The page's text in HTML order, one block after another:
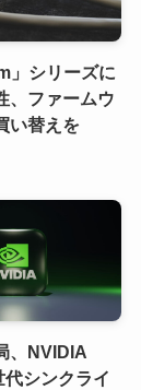
」シリーズに
、ファームウ
い替えを
、NVIDIA
シンクライ